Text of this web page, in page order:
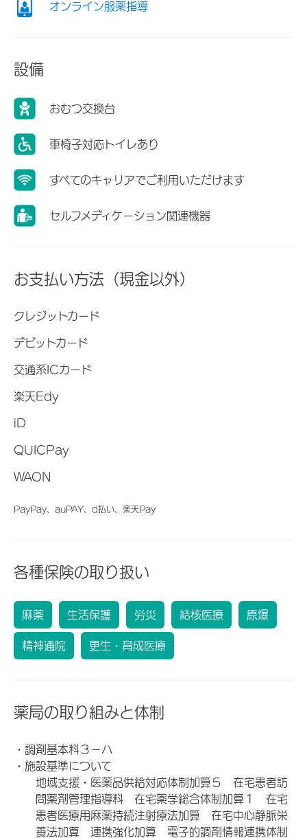
オンライン服薬指導
設備
おむつ交換台
車椅子対応トイレあり
すべてのキャリアでご利用いただけます
セルフメディケーション関連機器
お支払い方法（現金以外）
クレジットカード
デビットカード
交通系ICカード
楽天Edy
iD
QUICPay
WAON
PayPay、auPAY、d払い、楽天Pay
各種保険の取り扱い
麻薬 生活保護 労災 結核医療 原爆
精神通院 更生・育成医療
薬局の取り組みと体制
・調剤基本料３－ハ
・施設基準について
地域支援・医薬品供給対応体制加算５ 在宅患者訪
問薬剤管理指導料 在宅薬学総合体制加算１ 在宅
患者医療用麻薬持続注射療法加算 在宅中心静脈栄
養法加算 連携強化加算 電子的調剤情報連携体制